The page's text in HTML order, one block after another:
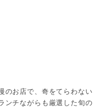
のお店で、奇をてらわない
ンチながらも厳選した旬の